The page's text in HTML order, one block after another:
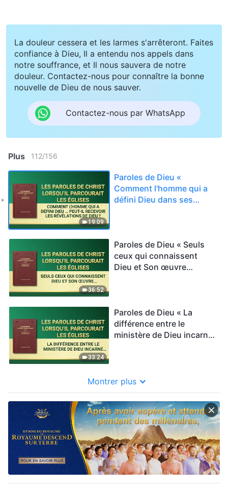
La douleur cessera et les larmes s'arrêteront. Faites
confiance à Dieu, Il a entendu nos appels dans
notre souffrance, et Il nous sauvera de notre
douleur. Contactez-nous pour connaître la bonne
nouvelle de Dieu de nous sauver.
Contactez-nous par WhatsApp
Plus 112/156
19:09
Paroles de Dieu «
Comment l'homme qui a
défini Dieu dans ses
36:52
Paroles de Dieu « Seuls
ceux qui connaissent
Dieu et Son œuvre
33:24
Paroles de Dieu « La
différence entre le
ministère de Dieu incarné
Montrer plus